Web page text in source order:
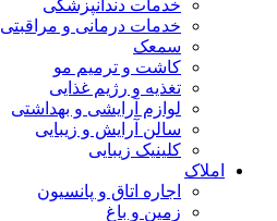
خدمات دندانپزشکی
خدمات درمانی و مراقبتی
سمعک
کاشت و ترمیم مو
تغذیه و رژیم غذایی
لوازم آرایشی و بهداشتی
سالن آرایش و زیبایی
کلینیک زیبایی
املاک
اجاره اتاق و پانسیون
زمین و باغ